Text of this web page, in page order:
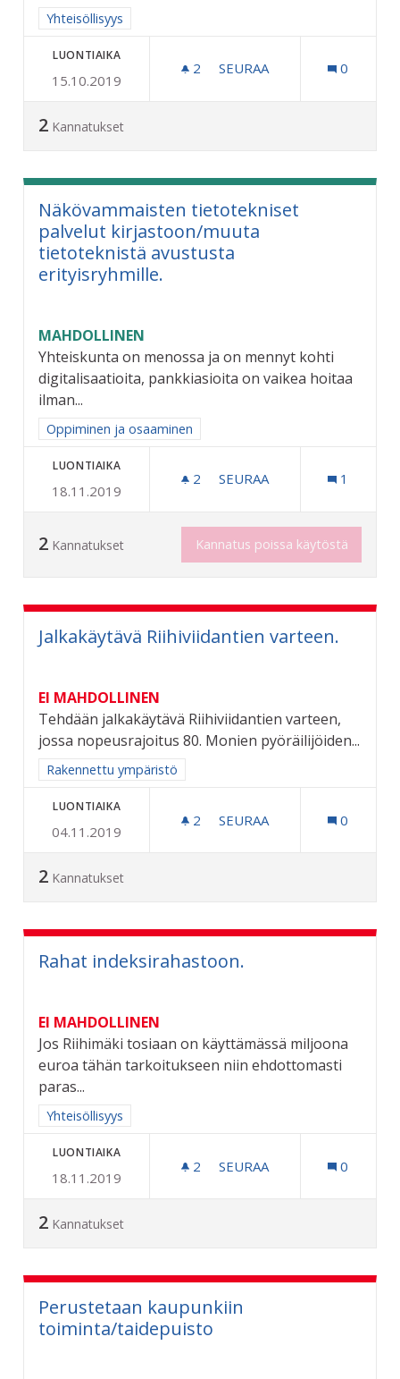
Rajaa tulokset aihepiirin mukaan: Yhteisöllisyys
Yhteisöllisyys
LUONTIAIKA
15.10.2019
2 2 SEURAAJAA
SEURAA 0
2 Kannatukset
Näkövammaisten tietotekniset
palvelut kirjastoon/muuta
tietoteknistä avustusta
erityisryhmille.
MAHDOLLINEN
Yhteiskunta on menossa ja on mennyt kohti
digitalisaatioita, pankkiasioita on vaikea hoitaa
ilman...
Rajaa tulokset aihepiirin mukaan: Oppiminen ja osaaminen
Oppiminen ja osaaminen
LUONTIAIKA
18.11.2019
2 2 SEURAAJAA
SEURAA 1
2 Kannatukset Kannatus poissa käytöstä
Jalkakäytävä Riihiviidantien varteen.
EI MAHDOLLINEN
Tehdään jalkakäytävä Riihiviidantien varteen,
jossa nopeusrajoitus 80. Monien pyöräilijöiden...
Rajaa tulokset aihepiirin mukaan: Rakennettu ympäristö
Rakennettu ympäristö
LUONTIAIKA
04.11.2019
2 2 SEURAAJAA
SEURAA 0
2 Kannatukset
Rahat indeksirahastoon.
EI MAHDOLLINEN
Jos Riihimäki tosiaan on käyttämässä miljoona
euroa tähän tarkoitukseen niin ehdottomasti
paras...
Rajaa tulokset aihepiirin mukaan: Yhteisöllisyys
Yhteisöllisyys
LUONTIAIKA
18.11.2019
2 2 SEURAAJAA
SEURAA 0
2 Kannatukset
Perustetaan kaupunkiin
toiminta/taidepuisto